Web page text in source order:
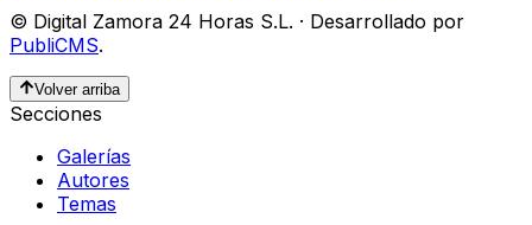
© Digital Zamora 24 Horas S.L. · Desarrollado por
PubliCMS.
Volver arriba
Secciones
Galerías
Autores
Temas